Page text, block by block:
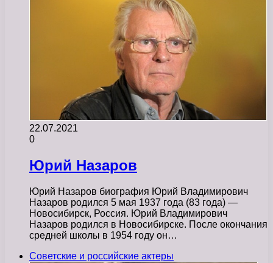
22.07.2021
0
Юрий Назаров
Юрий Назаров биография Юрий Владимирович
Назаров родился 5 мая 1937 года (83 года) —
Новосибирск, Россия. Юрий Владимирович
Назаров родился в Новосибирске. После окончания
средней школы в 1954 году он…
Советские и российские актеры